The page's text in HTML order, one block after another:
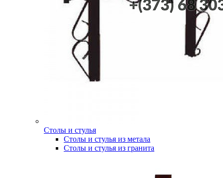
Столы и стулья
Столы и стулья из метала
Столы и стулья из гранита